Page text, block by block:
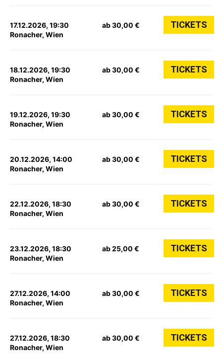
17.12.2026, 19:30
Ronacher, Wien
ab 30,00 € TICKETS
18.12.2026, 19:30
Ronacher, Wien
ab 30,00 € TICKETS
19.12.2026, 19:30
Ronacher, Wien
ab 30,00 € TICKETS
20.12.2026, 14:00
Ronacher, Wien
ab 30,00 € TICKETS
22.12.2026, 18:30
Ronacher, Wien
ab 30,00 € TICKETS
23.12.2026, 18:30
Ronacher, Wien
ab 25,00 € TICKETS
27.12.2026, 14:00
Ronacher, Wien
ab 30,00 € TICKETS
27.12.2026, 18:30
Ronacher, Wien
ab 30,00 € TICKETS